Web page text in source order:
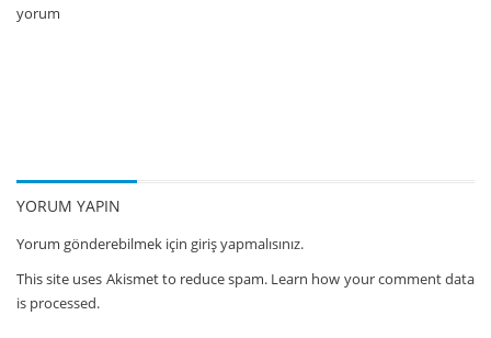
yorum
YORUM YAPIN
Yorum gönderebilmek için giriş yapmalısınız.
This site uses Akismet to reduce spam. Learn how your comment data
is processed.